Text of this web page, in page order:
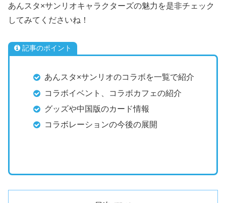
あんスタ×サンリオキャラクターズの魅力を是非チェック
してみてくださいね！
記事のポイント
あんスタ×サンリオのコラボを一覧で紹介
コラボイベント、コラボカフェの紹介
グッズや中国版のカード情報
コラボレーションの今後の展開